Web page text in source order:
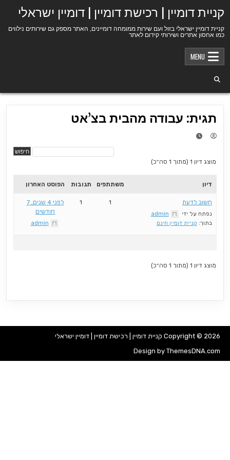
קניית דומיין | רכישת דומיין | דומיין ישראלי
קניית דומיין ישראלי בזול ועם שירות ממומחה דומיינים, האתר מספק גם שירותים נילווים
כמו אחסון אתרים ושירותי קידום לאתר
MENU
תגית: עבודה מהבית בצ’אט
מוצג דיון 1 (מתוך 1 סה״כ)
דיון משתתפים תגובות הפוסט האחרון
חשוב לדעת
נפתח על ידי
admin
בתוך: קניית דומיין חינם
1
1
לפני 4 שנים, 7
חודשים
admin
מוצג דיון 1 (מתוך 1 סה״כ)
Copyright © 2026 קניית דומיין | רכישת דומיין | דומיין ישראלי
Design by ThemesDNA.com